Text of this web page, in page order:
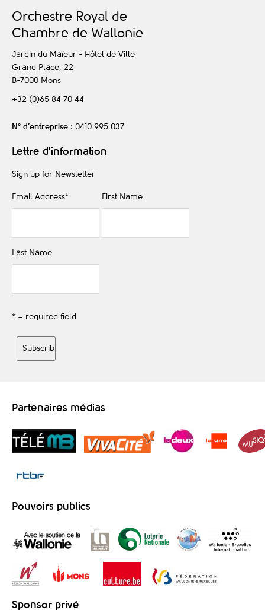
Orchestre Royal de
Chambre de Wallonie
Jardin du Maïeur - Hôtel de Ville
Grand Place, 22
B-7000 Mons
+32 (0)65 84 70 44
N° d’entreprise : 0410 995 037
Lettre d'information
Sign up for Newsletter
Email Address* First Name
Last Name
* = required field
Partenaires médias
Pouvoirs publics
Sponsor privé